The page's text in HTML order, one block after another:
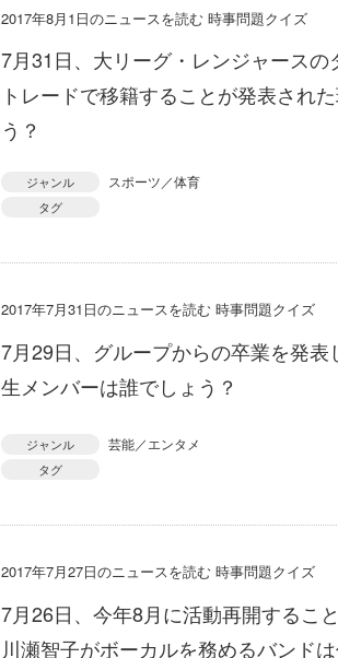
2017年8月1日のニュースを読む 時事問題クイズ
7月31日、大リーグ・レンジャースの
トレードで移籍することが発表され
う？
ジャンル スポーツ／体育
タグ
2017年7月31日のニュースを読む 時事問題クイズ
7月29日、グループからの卒業を発表
生メンバーは誰でしょう？
ジャンル 芸能／エンタメ
タグ
2017年7月27日のニュースを読む 時事問題クイズ
7月26日、今年8月に活動再開するこ
川瀬智子がボーカルを務めるバンド